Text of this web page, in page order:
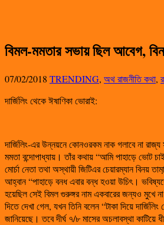
বিমল-মমতার সভায় ছিল আবেগ,
07/02/2018 TRENDING, অথ রাজনীতি কথা,
দার্জিলিং থেকে ঈষাণিকা ভোরাই:
দার্জিলিং-এর উন্নয়নে কোনওরকম নাক গলাবে না
মমতা বন্দোপাধ্যায়। তাঁর কথায় “আমি পাহাড়ে ভোট
মোর্চা নেতা তথা অস্থায়ী জিটিএর চেয়ারম্যান বিনয়
আহ্বান “পাহাড়ে বনধ এবার বন্ধ হওয়া উচিৎ।
হয়েছিল সেই বিমল গুরুঙ্গর নাম একবারের জন্যও মুখে
দিতে দেখা গেল, যখন তিনি বলেন “টাকা দিয়ে
জানিয়েছে। তবে দীর্ঘ ৭/৮ মাসের অচলাবস্থা